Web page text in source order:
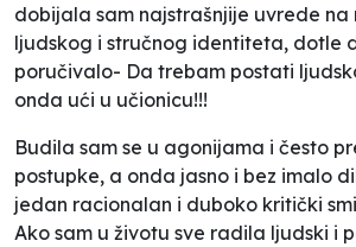
dobijala sam najstrašnjije uvrede na
ljudskog i stručnog identiteta, dotle
poručivalo- Da trebam postati
onda ući u učionicu!!!
Budila sam se u agonijama i često
postupke, a onda jasno i bez imalo
jedan racionalan i duboko kritički
Ako sam u životu sve radila ljudski i